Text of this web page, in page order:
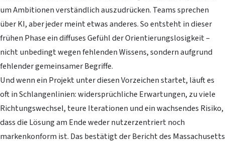
um Ambitionen verständlich auszudrücken. Teams sprechen
über KI, aber jeder meint etwas anderes. So entsteht in dieser
frühen Phase ein diffuses Gefühl der Orientierungslosigkeit –
nicht unbedingt wegen fehlenden Wissens, sondern aufgrund
fehlender gemeinsamer Begriffe.
Und wenn ein Projekt unter diesen Vorzeichen startet, läuft es
oft in Schlangenlinien: widersprüchliche Erwartungen, zu viele
Richtungswechsel, teure Iterationen und ein wachsendes Risiko,
dass die Lösung am Ende weder nutzerzentriert noch
markenkonform ist. Das bestätigt der Bericht des Massachusetts